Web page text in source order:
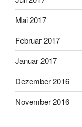
Mai 2017
Februar 2017
Januar 2017
Dezember 2016
November 2016